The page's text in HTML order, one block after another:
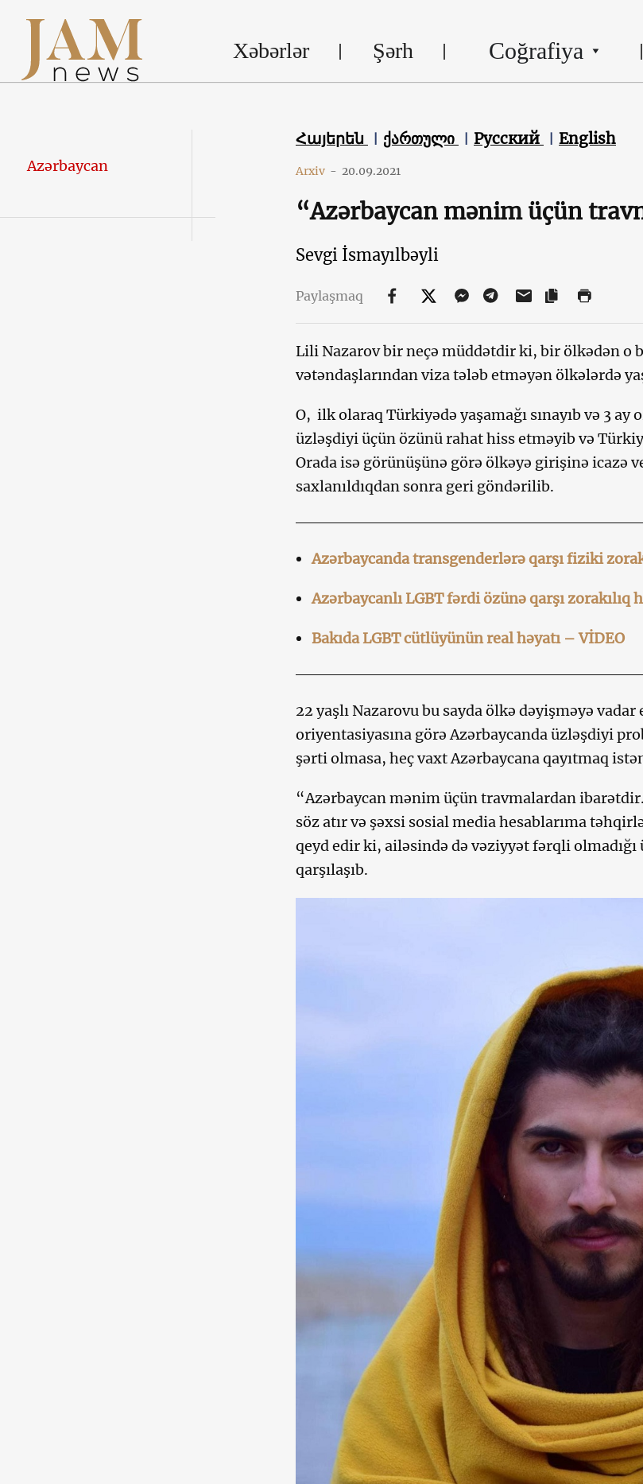
Xəbərlər Şərh Coğrafiya
Azərbaycan
Հայերեն ქართული Русский English
Arxiv - 20.09.2021
“Azərbaycan mənim üçün
Sevgi İsmayılbəyli
Paylaşmaq
Lili Nazarov bir neçə müddətdir ki, bir ölkədən o
vətəndaşlarından viza tələb etməyən ölkələrdə
O, ilk olaraq Türkiyədə yaşamağı sınayıb və 3
üzləşdiyi üçün özünü rahat hiss etməyib və
Orada isə görünüşünə görə ölkəyə girişinə icazə
saxlanıldıqdan sonra geri göndərilib.
Azərbaycanda transgenderlərə qarşı fiziki
Azərbaycanlı LGBT fərdi özünə qarşı zorakılıq
Bakıda LGBT cütlüyünün real həyatı – VİDEO
22 yaşlı Nazarovu bu sayda ölkə dəyişməyə
oriyentasiyasına görə Azərbaycanda üzləşdiyi
şərti olmasa, heç vaxt Azərbaycana qayıtmaq
“Azərbaycan mənim üçün travmalardan
söz atır və şəxsi sosial media hesablarıma
qeyd edir ki, ailəsində də vəziyyət fərqli
qarşılaşıb.